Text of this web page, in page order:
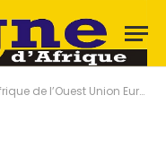
aura lieu les 16 et 17 juin à Abidjan